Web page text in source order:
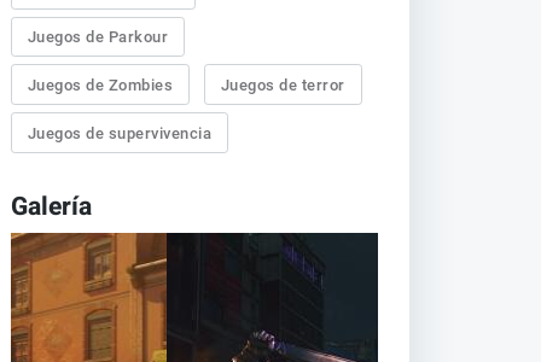
Juegos de Parkour
Juegos de Zombies Juegos de terror
Juegos de supervivencia
Galería